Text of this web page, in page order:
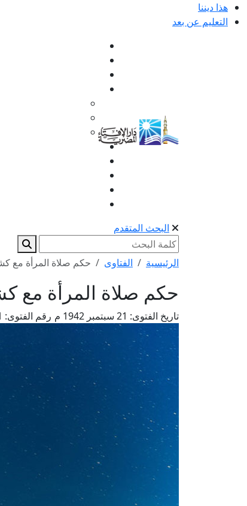
هذا ديننا
التعليم عن بعد
البحث المتقدم
الرئيسية الفتاوى حكم صلاة المرأة مع
حكم صلاة المرأة مع
تاريخ الفتوى: رقم الفتوى: